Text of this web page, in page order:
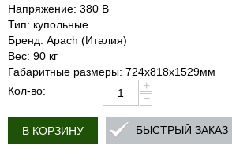
Напряжение: 380 В
Тип: купольные
Бренд: Apach (Италия)
Вес: 90 кг
Габаритные размеры: 724х818х1529мм
Кол-во:
+
−
В КОРЗИНУ БЫСТРЫЙ ЗАКАЗ